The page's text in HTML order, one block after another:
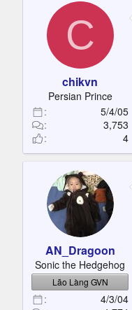
C
chikvn
Persian Prince
5/4/05
3,753
4
AN_Dragoon
Sonic the Hedgehog
Lão Làng GVN
4/3/04